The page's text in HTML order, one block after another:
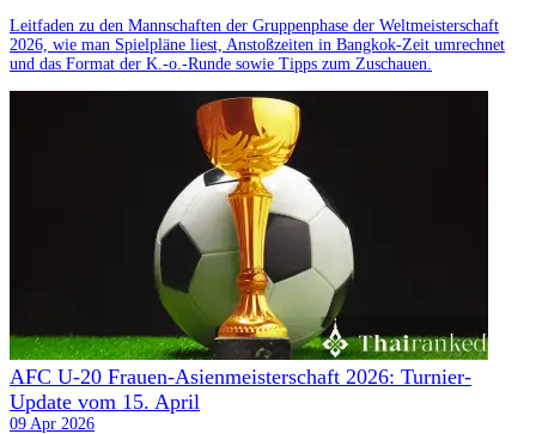
Leitfaden zu den Mannschaften der Gruppenphase der Weltmeisterschaft
2026, wie man Spielpläne liest, Anstoßzeiten in Bangkok-Zeit umrechnet
und das Format der K.-o.-Runde sowie Tipps zum Zuschauen.
AFC U-20 Frauen-Asienmeisterschaft 2026: Turnier-
Update vom 15. April
09 Apr 2026